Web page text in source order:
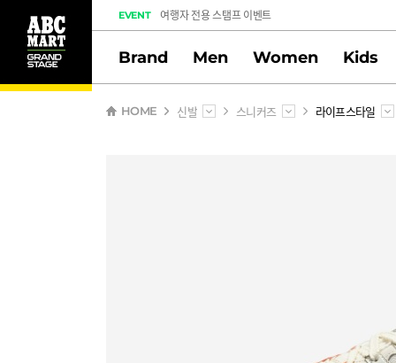
EVENT
도전! 출석체크 스탬프 이벤트
Brand Men Women Kids
HOME 신발 스니커즈 라이프스타일